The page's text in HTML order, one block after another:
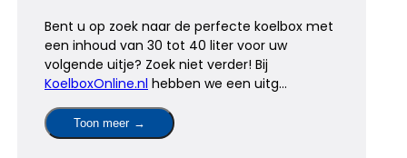
Bent u op zoek naar de perfecte koelbox met
een inhoud van 30 tot 40 liter voor uw
volgende uitje? Zoek niet verder! Bij
KoelboxOnline.nl hebben we een uitg...
Toon meer